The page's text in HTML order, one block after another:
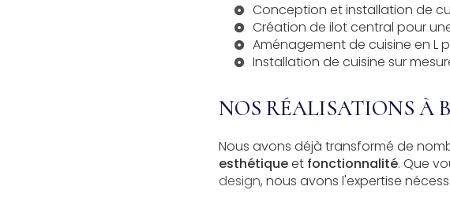
Conception et installation de
Création de ilot central pour
Aménagement de cuisine en L
Installation de cuisine sur
NOS RÉALISATIONS À
Nous avons déjà transformé de
esthétiqueet fonctionnalité. Que
design, nous avons l'expertise